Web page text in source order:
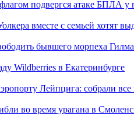
подвергся атаке БПЛА у
вместе с семьей хотят
бывшего морпеха
Wildberries в Екатеринбурге
Лейпцига: собрали все
во время урагана в